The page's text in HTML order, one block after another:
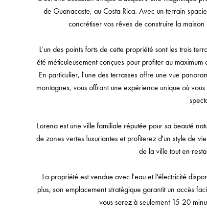
de Guanacaste, au Costa Rica. Avec un terrain
concrétiser vos rêves de construire la
L'un des points forts de cette propriété sont les trois
été méticuleusement conçues pour profiter au
En particulier, l'une des terrasses offre une vue
montagnes, vous offrant une expérience unique où
Lorena est une ville familiale réputée pour sa beauté
de zones vertes luxuriantes et profiterez d'un style de
de la ville tout en
La propriété est vendue avec l'eau et l'électricité
plus, son emplacement stratégique garantit un accès
vous serez à seulement 15-20